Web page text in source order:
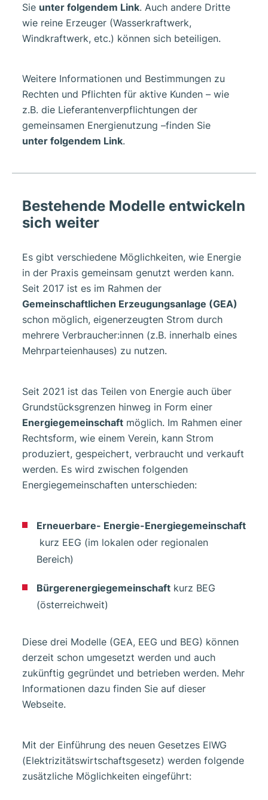
Sie unter folgendem Link. Auch andere Dritte
wie reine Erzeuger (Wasserkraftwerk,
Windkraftwerk, etc.) können sich beteiligen.
Weitere Informationen und Bestimmungen zu
Rechten und Pflichten für aktive Kunden – wie
z.B. die Lieferantenverpflichtungen der
gemeinsamen Energienutzung –finden Sie
unter folgendem Link.
Bestehende Modelle entwickeln
sich weiter
Es gibt verschiedene Möglichkeiten, wie Energie
in der Praxis gemeinsam genutzt werden kann.
Seit 2017 ist es im Rahmen der
Gemeinschaftlichen Erzeugungsanlage (GEA)
schon möglich, eigenerzeugten Strom durch
mehrere Verbraucher:innen (z.B. innerhalb eines
Mehrparteienhauses) zu nutzen.
Seit 2021 ist das Teilen von Energie auch über
Grundstücksgrenzen hinweg in Form einer
Energiegemeinschaftmöglich. Im Rahmen einer
Rechtsform, wie einem Verein, kann Strom
produziert, gespeichert, verbraucht und verkauft
werden. Es wird zwischen folgenden
Energiegemeinschaften unterschieden:
Erneuerbare- Energie-Energiegemeinschaft
kurz EEG (im lokalen oder regionalen
Bereich)
Bürgerenergiegemeinschaftkurz BEG
(österreichweit)
Diese drei Modelle (GEA, EEG und BEG) können
derzeit schon umgesetzt werden und auch
zukünftig gegründet und betrieben werden. Mehr
Informationen dazu finden Sie auf dieser
Webseite.
Mit der Einführung des neuen Gesetzes ElWG
(Elektrizitätswirtschaftsgesetz) werden folgende
zusätzliche Möglichkeiten eingeführt: